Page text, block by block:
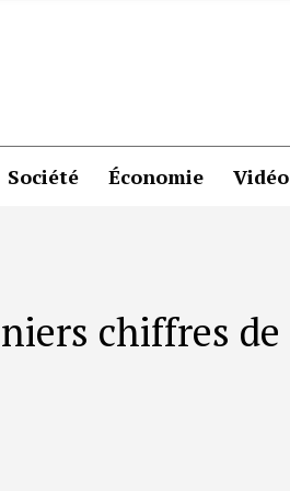
Société Économie Vidéo
chiffres de